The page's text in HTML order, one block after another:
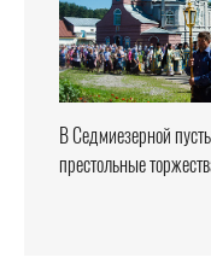
В Седмиезерной
престольные